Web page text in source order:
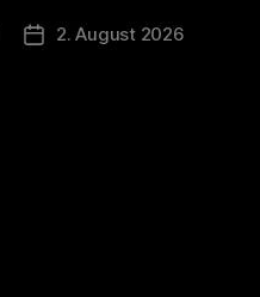
Veröffentlichungsdatum
2. August 2026